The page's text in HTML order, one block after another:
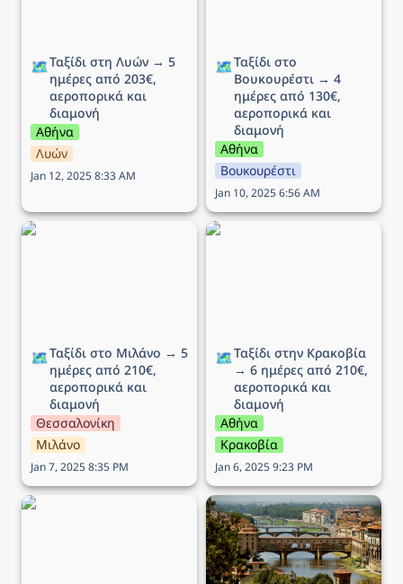
🗺️Ταξίδι στη Λυών → 5
ημέρες από 203€,
αεροπορικά και
διαμονή
Αθήνα
Λυών
Jan 12, 2025 8:33 AM
🗺️Ταξίδι στο
Βουκουρέστι → 4
ημέρες από 130€,
αεροπορικά και
διαμονή
Αθήνα
Βουκουρέστι
Jan 10, 2025 6:56 AM
Ταξίδι στο Μιλάνο → 5
🗺️Ταξίδι στο Μιλάνο → 5
ημέρες από 210€,
αεροπορικά και
διαμονή
Θεσσαλονίκη
Μιλάνο
Jan 7, 2025 8:35 PM
Ταξίδι στην Κρακοβία →
🗺️Ταξίδι στην Κρακοβία
→ 6 ημέρες από 210€,
αεροπορικά και
διαμονή
Αθήνα
Κρακοβία
Jan 6, 2025 9:23 PM
Ταξίδι στη Ρώμη → 5
Ταξίδι στην Φλωρεντία →
5 ημέρες από 293€,
αεροπορικά και διαμονή